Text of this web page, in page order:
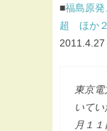
■福島原
超 ほか
2011.4.27
東京
いて
月１